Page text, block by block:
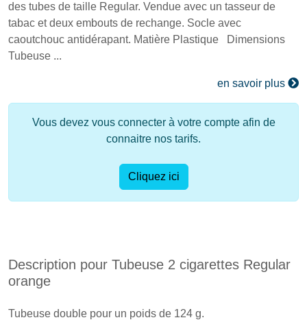
des tubes de taille Regular. Vendue avec un tasseur de
tabac et deux embouts de rechange. Socle avec
caoutchouc antidérapant. Matière Plastique Dimensions
Tubeuse ...
en savoir plus
Vous devez vous connecter à votre compte afin de
connaitre nos tarifs.
Cliquez ici
Description pour Tubeuse 2 cigarettes Regular
orange
Tubeuse double pour un poids de 124 g.